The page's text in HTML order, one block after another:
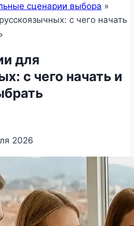
сценарии выбора »
с чего начать
для
с чего начать и
2026